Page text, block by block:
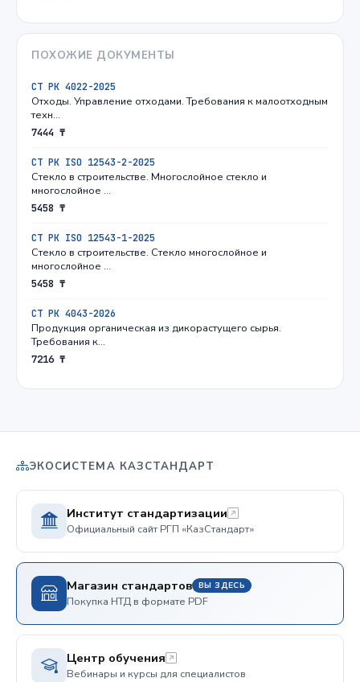
ПОХОЖИЕ ДОКУМЕНТЫ
СТ РК 4022-2025
Отходы. Управление отходами. Требования к малоотходным
техн…
7444 ₸
СТ РК ISO 12543-2-2025
Стекло в строительстве. Многослойное стекло и
многослойное …
5458 ₸
СТ РК ISO 12543-1-2025
Стекло в строительстве. Стекло многослойное и
многослойное …
5458 ₸
СТ РК 4043-2026
Продукция органическая из дикорастущего сырья.
Требования к…
7216 ₸
ЭКОСИСТЕМА КАЗСТАНДАРТ
Институт стандартизации
Официальный сайт РГП «КазСтандарт»
Магазин стандартов ВЫ ЗДЕСЬ
Покупка НТД в формате PDF
Центр обучения
Вебинары и курсы для специалистов